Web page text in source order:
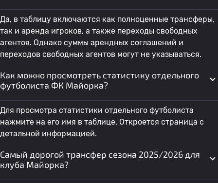
Да, в таблицу включаются как полноценные трансферы,
так и аренда игроков, а также переходы свободных
агентов. Однако суммы арендных соглашений и
переходов свободных агентов могут не указываться.
Как можно просмотреть статистику отдельного
футболиста ФК Майорка?
Для просмотра статистики отдельного футболиста
нажмите на его имя в таблице. Откроется страница с
детальной информацией.
Самый дорогой трансфер сезона 2025/2026 для
клуба Майорка?